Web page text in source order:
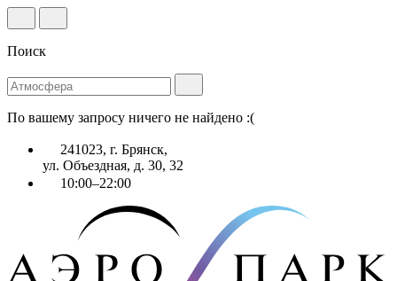
Поиск
По вашему запросу ничего не найдено :(
241023, г. Брянск,
ул. Объездная, д. 30, 32
10:00–22:00